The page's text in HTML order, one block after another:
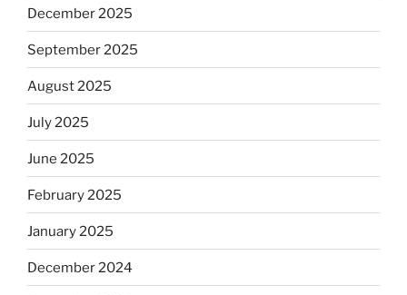
December 2025
September 2025
August 2025
July 2025
June 2025
February 2025
January 2025
December 2024